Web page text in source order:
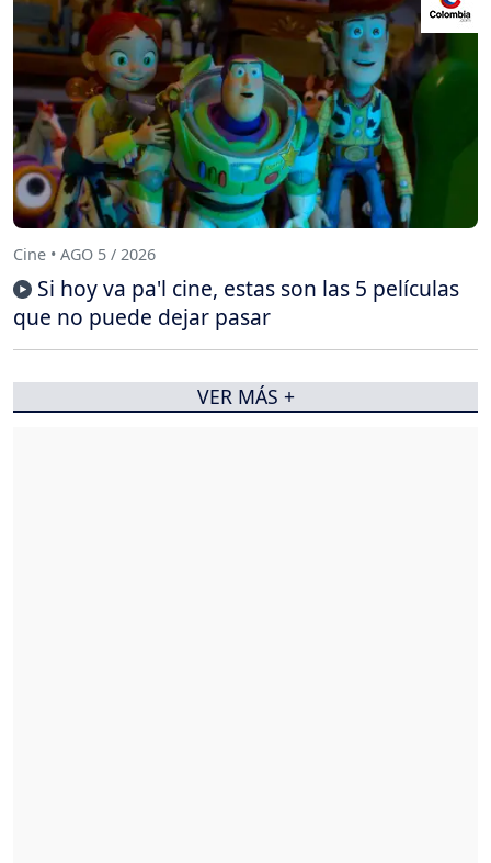
Cine • AGO 5 / 2026
Si hoy va pa'l cine, estas son las 5 películas
que no puede dejar pasar
VER MÁS +